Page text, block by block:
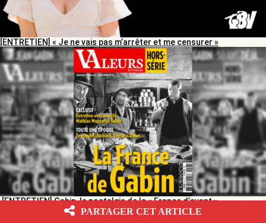
[ENTRETIEN] « Je ne vais pas m’arrêter et me censurer »
[ENTRETIEN] Gabin, la nostalgie de la « France d’avant »
PARTAGER CET ARTICLE